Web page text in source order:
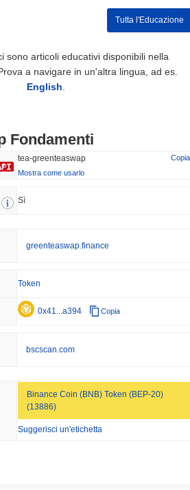
Tutta l'Educazione
sono articoli educativi disponibili nella
a navigare in un'altra lingua, ad es.
English
Fondamenti
tea-greenteaswap
Copia
Mostra come usarlo
Sì
greenteaswap.finance
Token
0x41...a394 Copia
bscscan.com
Binance Coin (BNB) Token (BEP-20)
(13886)
Suggerisci un'etichetta